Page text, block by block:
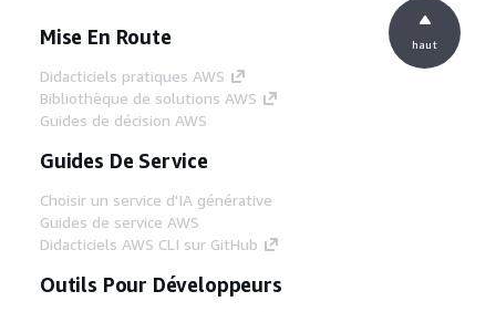
Mise En Route
Didacticiels pratiques AWS
Bibliothèque de solutions AWS
Guides de décision AWS
Guides De Service
Choisir un service d'IA générative
Guides de service AWS
Didacticiels AWS CLI sur GitHub
Outils Pour Développeurs
haut